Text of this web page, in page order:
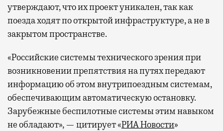
утверждают, что их проект уникален, так как
поезда ходят по открытой инфраструктуре, а не в
закрытом пространстве.
«Российские системы технического зрения при
возникновении препятствия на путях передают
информацию об этом внутрипоездным системам,
обеспечивающим автоматическую остановку.
Зарубежные беспилотные системы этим навыком
не обладают», — цитирует «РИА Новости»